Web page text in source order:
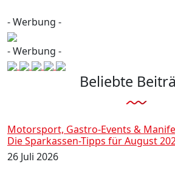
- Werbung -
- Werbung -
Beliebte
Motorsport, Gastro-Events &
Die Sparkassen-Tipps für August
26 Juli 2026